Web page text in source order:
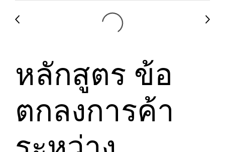
หลักสูตร ข้อ
ตกลงการค้า